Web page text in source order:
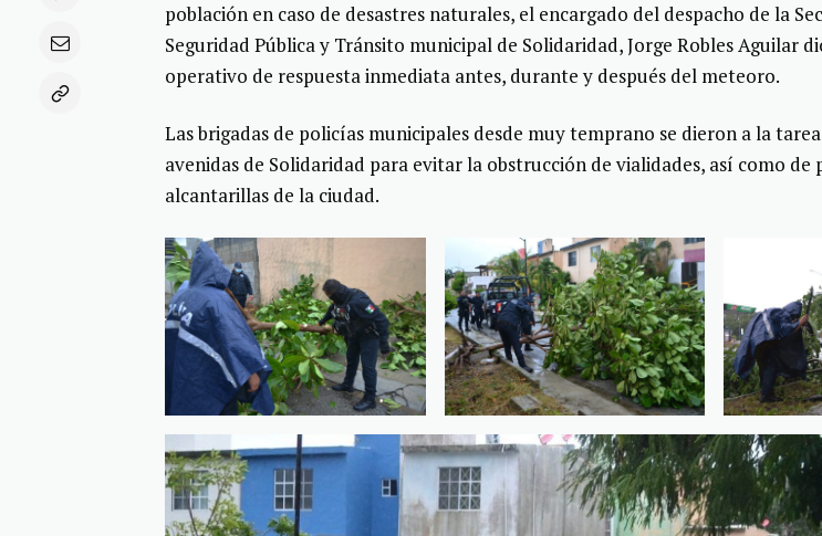
población en caso de desastres naturales, el encargado del despacho de la
Seguridad Pública y Tránsito municipal de Solidaridad, Jorge Robles Aguilar
operativo de respuesta inmediata antes, durante y después del meteoro.
Las brigadas de policías municipales desde muy temprano se dieron a la
avenidas de Solidaridad para evitar la obstrucción de vialidades, así como de
alcantarillas de la ciudad.